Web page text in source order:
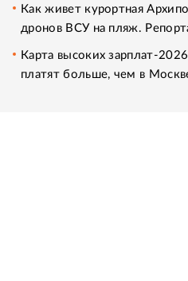
Как живет курортная
дронов ВСУ на пляж.
Карта высоких зарплат-
платят больше, чем в